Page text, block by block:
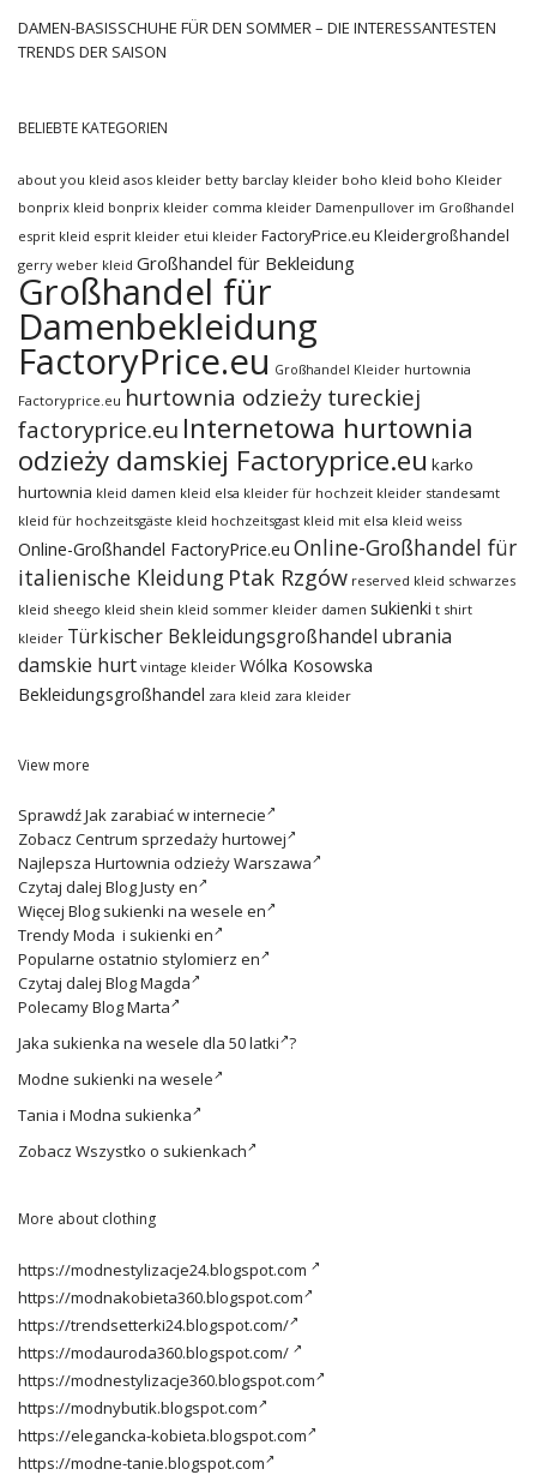
DAMEN-BASISSCHUHE FÜR DEN SOMMER – DIE INTERESSANTESTEN
TRENDS DER SAISON
BELIEBTE KATEGORIEN
about you kleid asos kleider betty barclay kleider boho kleid boho Kleider
bonprix kleid bonprix kleider comma kleider Damenpullover im Großhandel
esprit kleid esprit kleider etui kleider FactoryPrice.eu Kleidergroßhandel
gerry weber kleid Großhandel für Bekleidung
Großhandel für
Damenbekleidung
FactoryPrice.eu Großhandel Kleider hurtownia
Factoryprice.eu hurtownia odzieży tureckiej
factoryprice.eu Internetowa hurtownia
odzieży damskiej Factoryprice.eu karko
hurtownia kleid damen kleid elsa kleider für hochzeit kleider standesamt
kleid für hochzeitsgäste kleid hochzeitsgast kleid mit elsa kleid weiss
Online-Großhandel FactoryPrice.eu Online-Großhandel für
italienische Kleidung Ptak Rzgów reserved kleid schwarzes
kleid sheego kleid shein kleid sommer kleider damen sukienki t shirt
kleider Türkischer Bekleidungsgroßhandel ubrania
damskie hurt vintage kleider Wólka Kosowska
Bekleidungsgroßhandel zara kleid zara kleider
View more
SprawdźJak zarabiać w internecie
Zobacz Centrum sprzedaży hurtowej
Najlepsza Hurtownia odzieży Warszawa
Czytaj dalej Blog Justy en
Więcej Blog sukienki na wesele en
TrendyModa i sukienki en
Popularne ostatnio stylomierz en
Czytaj dalej Blog Magda
PolecamyBlog Marta
Jaka sukienka na wesele dla 50 latki ?
Modne sukienki na wesele
Tania i Modna sukienka
Zobacz Wszystko o sukienkach
More about clothing
https://modnestylizacje24.blogspot.com
https://modnakobieta360.blogspot.com
https://trendsetterki24.blogspot.com/
https://modauroda360.blogspot.com/
https://modnestylizacje360.blogspot.com
https://modnybutik.blogspot.com
https://elegancka-kobieta.blogspot.com
https://modne-tanie.blogspot.com